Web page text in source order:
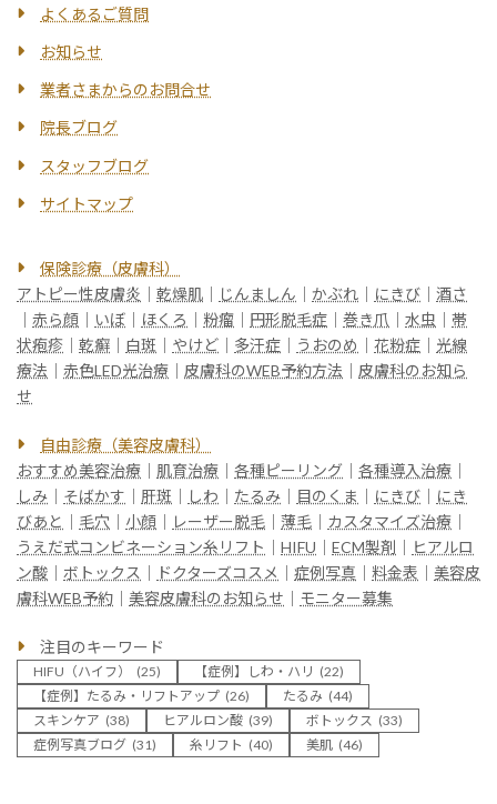
よくあるご質問
お知らせ
業者さまからのお問合せ
院長ブログ
スタッフブログ
サイトマップ
保険診療（皮膚科）
アトピー性皮膚炎
乾燥肌 じんましん かぶれ にきび
酒さ
赤ら顔 いぼ ほくろ 粉瘤 円形脱毛症 巻き爪 水虫
帯
状疱疹
乾癬 白斑 やけど 多汗症 うおのめ 花粉症
光線
療法
赤色LED光治療 皮膚科のWEB予約方法
皮膚科のお知ら
せ
自由診療（美容皮膚科）
おすすめ美容治療
肌育治療 各種ピーリング 各種導入治療
しみ
そばかす 肝斑 しわ たるみ 目のくま にきび
にき
びあと
毛穴 小顔 レーザー脱毛 薄毛 カスタマイズ治療
うえだ式コンビネーション糸リフト
HIFU ECM製剤
ヒアルロ
ン酸
ボトックス ドクターズコスメ 症例写真 料金表
美容皮
膚科WEB予約
美容皮膚科のお知らせ モニター募集
注目のキーワード
HIFU（ハイフ） (25) 【症例】しわ・ハリ (22)
【症例】たるみ・リフトアップ (26) たるみ (44)
スキンケア (38) ヒアルロン酸 (39) ボトックス (33)
症例写真ブログ (31) 糸リフト (40) 美肌 (46)